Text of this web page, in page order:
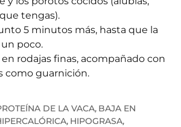
tengas).
5 minutos más, hasta que la
poco.
rodajas finas, acompañado con
como guarnición.
DE LA VACA, BAJA EN
, HIPOGRASA,